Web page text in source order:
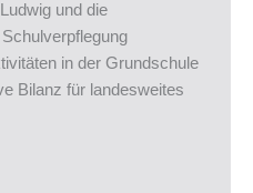
und die
in der Grundschule
Bilanz für landesweites